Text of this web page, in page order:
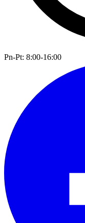
Pn-Pt: 8:00-16:00